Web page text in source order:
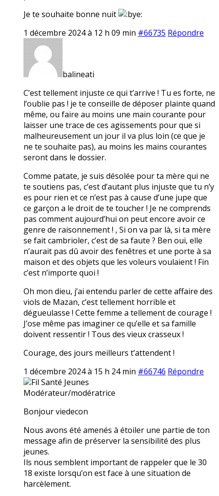
Je te souhaite bonne nuit
1 décembre 2024 à 12 h 09 min #66735 Répondre
balineati
C’est tellement injuste ce qui t’arrive ! Tu es forte, ne
l’oublie pas ! je te conseille de déposer plainte quand
même, ou faire au moins une main courante pour
laisser une trace de ces agissements pour que si
malheureusement un jour il va plus loin (ce que je
ne te souhaite pas), au moins les mains courantes
seront dans le dossier.
Comme patate, je suis désolée pour ta mère qui ne
te soutiens pas, c’est d’autant plus injuste que tu n’y
es pour rien et ce n’est pas à cause d’une jupe que
ce garçon a le droit de te toucher ! Je ne comprends
pas comment aujourd’hui on peut encore avoir ce
genre de raisonnement ! , Si on va par là, si ta mère
se fait cambrioler, c’est de sa faute ? Ben oui, elle
n’aurait pas dû avoir des fenêtres et une porte à sa
maison et des objets que les voleurs voulaient ! Fin
c’est n’importe quoi !
Oh mon dieu, j’ai entendu parler de cette affaire des
viols de Mazan, c’est tellement horrible et
dégueulasse ! Cette femme a tellement de courage !
J’ose même pas imaginer ce qu’elle et sa famille
doivent ressentir ! Tous des vieux crasseux !
Courage, des jours meilleurs t’attendent !
1 décembre 2024 à 15 h 24 min #66746 Répondre
Fil Santé Jeunes
Modérateur/modératrice
Bonjour viedecon
Nous avons été amenés à étoiler une partie de ton
message afin de préserver la sensibilité des plus
jeunes.
Ils nous semblent important de rappeler que le 30
18 existe lorsqu’on est face à une situation de
harcèlement.